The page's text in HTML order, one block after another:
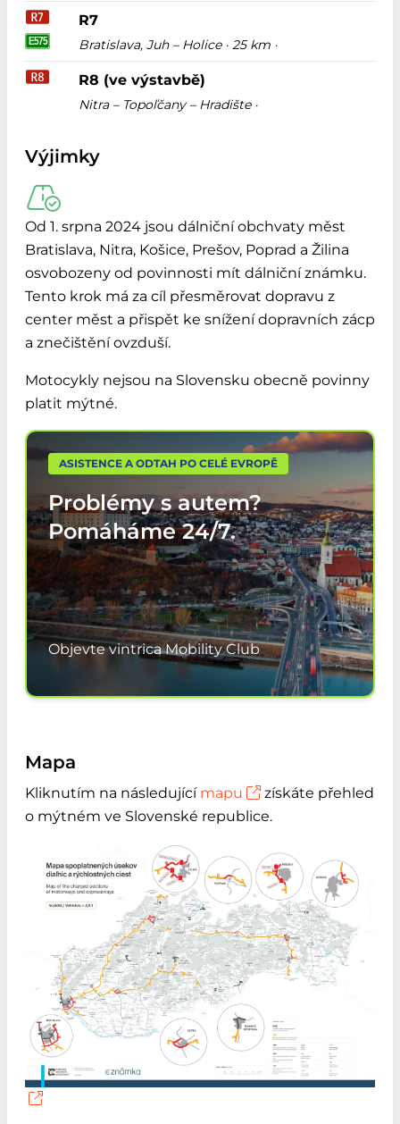
R7
Bratislava, Juh – Holice · 25 km ·
R8 (ve výstavbě)
Nitra – Topoľčany – Hradište ·
Výjimky
Od 1. srpna 2024 jsou dálniční obchvaty měst
Bratislava, Nitra, Košice, Prešov, Poprad a Žilina
osvobozeny od povinnosti mít dálniční známku.
Tento krok má za cíl přesměrovat dopravu z
center měst a přispět ke snížení dopravních zácp
a znečištění ovzduší.
Motocykly nejsou na Slovensku obecně povinny
platit mýtné.
ASISTENCE A ODTAH PO CELÉ EVROPĚ
Problémy s autem?
Pomáháme24/7.
Objevte vintrica Mobility Club
Mapa
Kliknutím na následující mapu
získáte přehled
o mýtném ve Slovenské republice.